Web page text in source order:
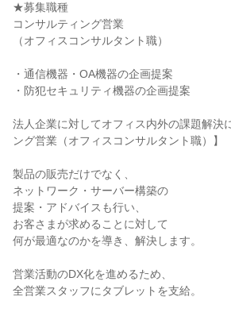
★募集職種
コンサルティング営業
（オフィスコンサルタント職）
・通信機器・OA機器の企画提案
・防犯セキュリティ機器の企画提案
法人企業に対してオフィス内外の課題解決
ング営業（オフィスコンサルタント職）】
製品の販売だけでなく、
ネットワーク・サーバー構築の
提案・アドバイスも行い、
お客さまが求めることに対して
何が最適なのかを導き、解決します。
営業活動のDX化を進めるため、
全営業スタッフにタブレットを支給。